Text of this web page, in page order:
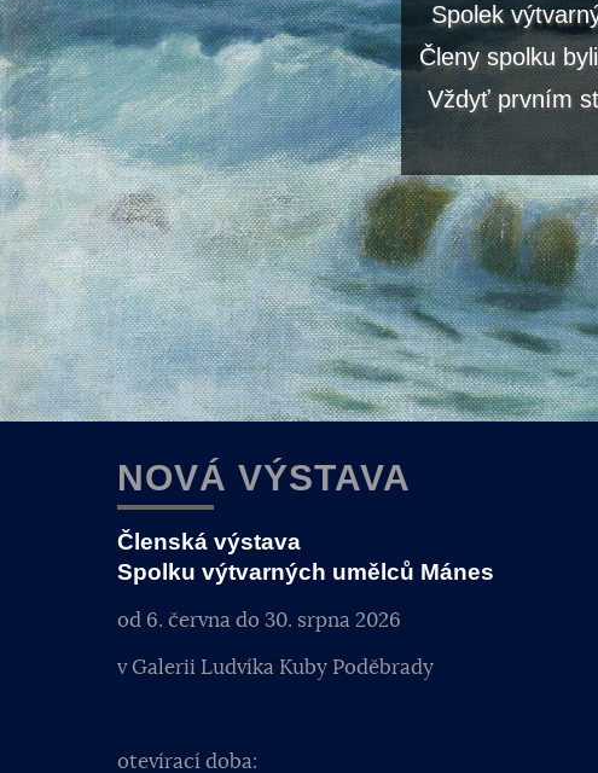
Spolek
Členy spolku
Vždyť prvním
NOVÁ VÝSTAVA
Členská výstava
Spolku výtvarných umělců Mánes
od 6. června do 30. srpna 2026
v Galerii Ludvíka Kuby Poděbrady
otevírací doba: